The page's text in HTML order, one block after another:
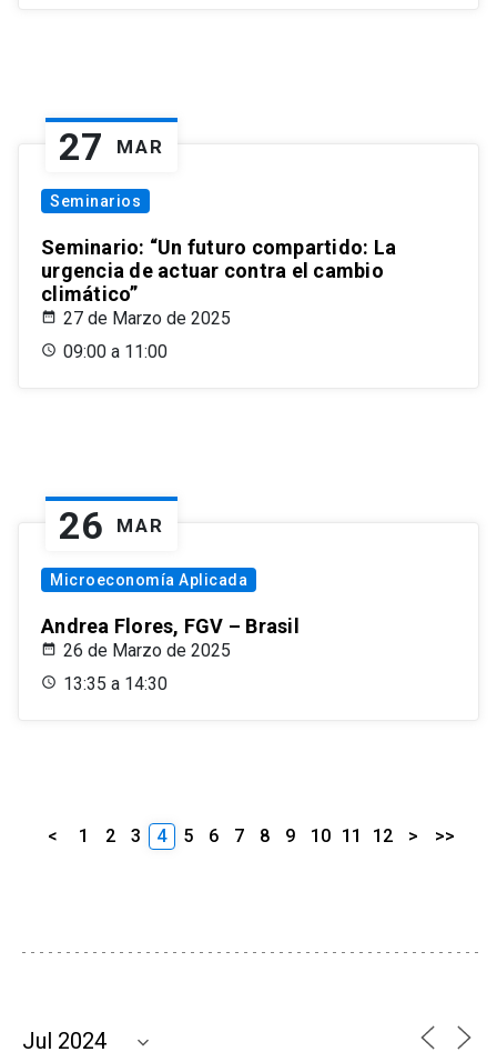
27 MAR
Seminarios
Seminario: “Un futuro compartido: La
urgencia de actuar contra el cambio
climático”
27 de Marzo de 2025
09:00 a 11:00
26 MAR
Microeconomía Aplicada
Andrea Flores, FGV – Brasil
26 de Marzo de 2025
13:35 a 14:30
< 1 2 3 4 5 6 7 8 9 10 11 12 > >>